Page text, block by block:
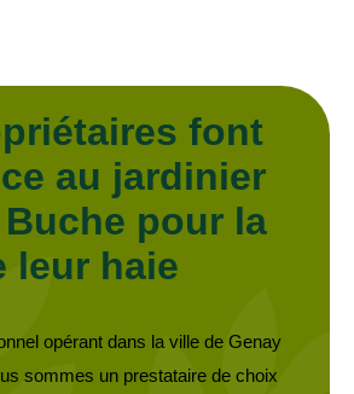
font
au jardinier
pour la
leur haie
opérant dans la ville de Genay
sommes un prestataire de choix